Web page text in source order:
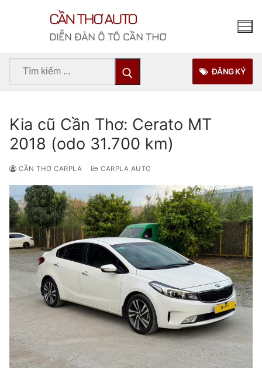
CẦN THƠ AUTO
DIỄN ĐÀN Ô TÔ CẦN THƠ
Tìm
ĐĂNG KÝ
Kia cũ Cần Thơ: Cerato MT
2018 (odo 31.700 km)
CẦN THƠ CARPLA CARPLA AUTO